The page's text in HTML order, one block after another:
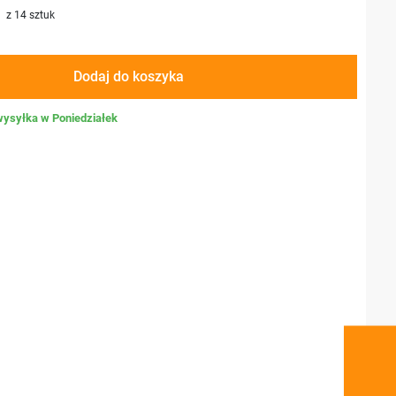
z 14 sztuk
Dodaj do koszyka
w Poniedziałek